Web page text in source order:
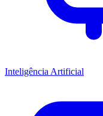
Inteligência Artificial